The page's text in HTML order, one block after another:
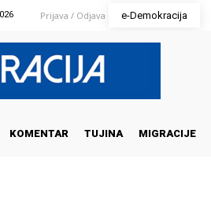
Prijava / Odjava e-Demokracija
KOMENTAR TUJINA MIGRACIJE